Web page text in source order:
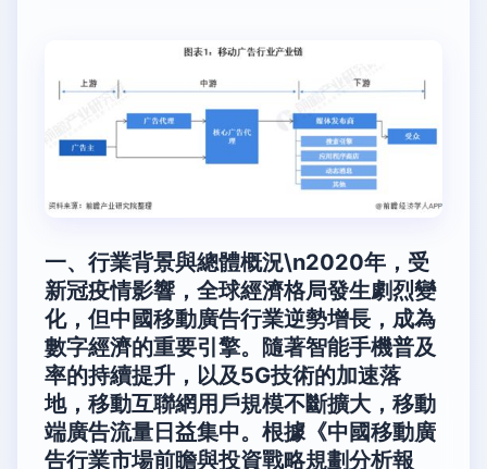
一、行業背景與總體概況\n2020年，受
新冠疫情影響，全球經濟格局發生劇烈變
化，但中國移動廣告行業逆勢增長，成為
數字經濟的重要引擎。隨著智能手機普及
率的持續提升，以及5G技術的加速落
地，移動互聯網用戶規模不斷擴大，移動
端廣告流量日益集中。根據《中國移動廣
告行業市場前瞻與投資戰略規劃分析報